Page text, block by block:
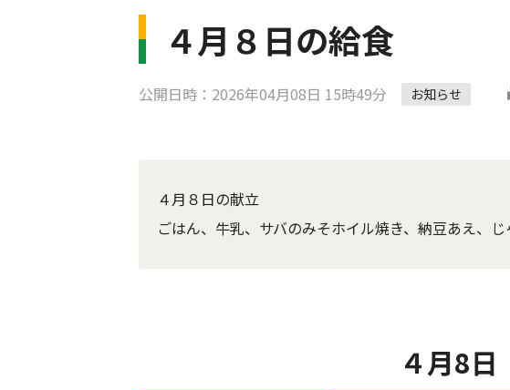
４月８日の給食
公開日時：2026年04月08日 15時49分 お知らせ
４月８日の献立
ごはん、牛乳、サバのみそホイル焼き、納豆あえ、
４月8